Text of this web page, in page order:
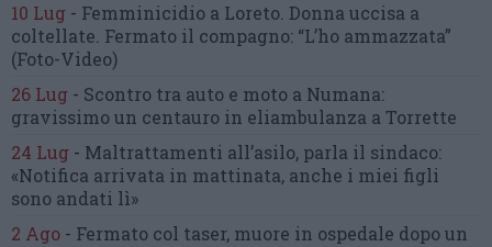
10 Lug - Femminicidio a Loreto. Donna uccisa a
coltellate. Fermato il compagno: “L’ho ammazzata”
(Foto-Video)
26 Lug - Scontro tra auto e moto a Numana:
gravissimo un centauro in eliambulanza a Torrette
24 Lug - Maltrattamenti all’asilo, parla il sindaco:
«Notifica arrivata in mattinata, anche i miei figli
sono andati lì»
2 Ago - Fermato col taser, muore in ospedale dopo un